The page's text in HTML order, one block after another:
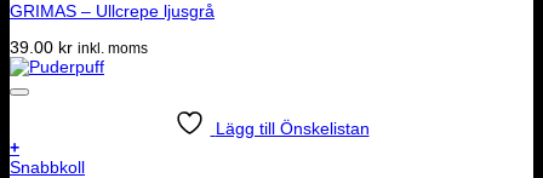
GRIMAS – Ullcrepe ljusgrå
39.00 kr inkl. moms
Lägg till Önskelistan
+
Snabbkoll